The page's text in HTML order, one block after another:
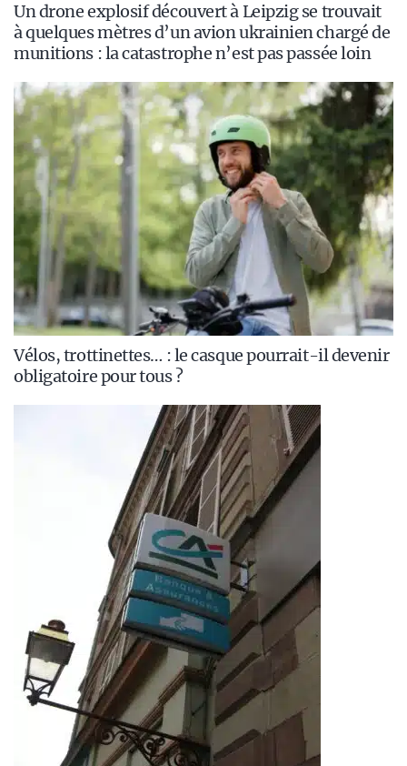
Un drone explosif découvert à Leipzig se trouvait
à quelques mètres d’un avion ukrainien chargé de
munitions : la catastrophe n’est pas passée loin
Vélos, trottinettes… : le casque pourrait-il devenir
obligatoire pour tous ?